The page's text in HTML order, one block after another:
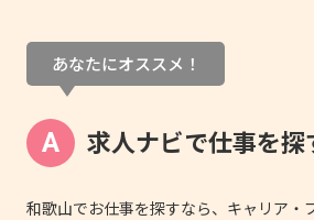
お知らせ
コンプライアンス基本方針
あなたにオススメ！
求人ナビで仕事を探
和歌山でお仕事を探すなら、キャリア・